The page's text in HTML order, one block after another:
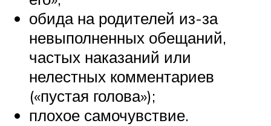
обида на родителей из-за
невыполненных обещаний,
частых наказаний или
нелестных комментариев
(«пустая голова»);
плохое самочувствие.